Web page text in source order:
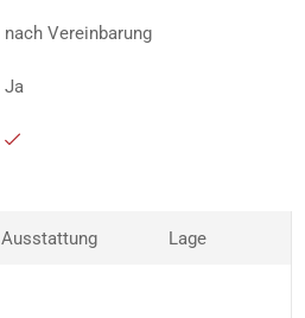
nach Vereinbarung
Ja
Ausstattung Lage